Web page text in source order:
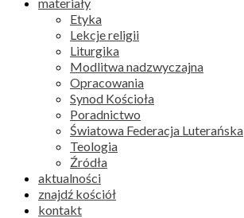
Etyka
Lekcje religii
Liturgika
Modlitwa nadzwyczajna
Opracowania
Synod Kościoła
Poradnictwo
Światowa Federacja Luterańska
Teologia
Źródła
aktualności
znajdź kościół
kontakt